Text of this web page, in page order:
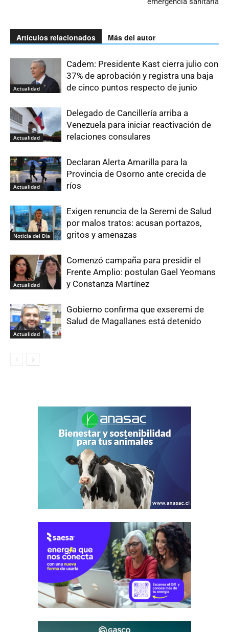
Artículos relacionados Más del autor
Actualidad
Cadem: Presidente Kast cierra julio con
37% de aprobación y registra una baja
de cinco puntos respecto de junio
Actualidad
Delegado de Cancillería arriba a
Venezuela para iniciar reactivación de
relaciones consulares
Actualidad
Declaran Alerta Amarilla para la
Provincia de Osorno ante crecida de
ríos
Noticia del Día
Exigen renuncia de la Seremi de Salud
por malos tratos: acusan portazos,
gritos y amenazas
Actualidad
Comenzó campaña para presidir el
Frente Amplio: postulan Gael Yeomans
y Constanza Martínez
Actualidad
Gobierno confirma que exseremi de
Salud de Magallanes está detenido